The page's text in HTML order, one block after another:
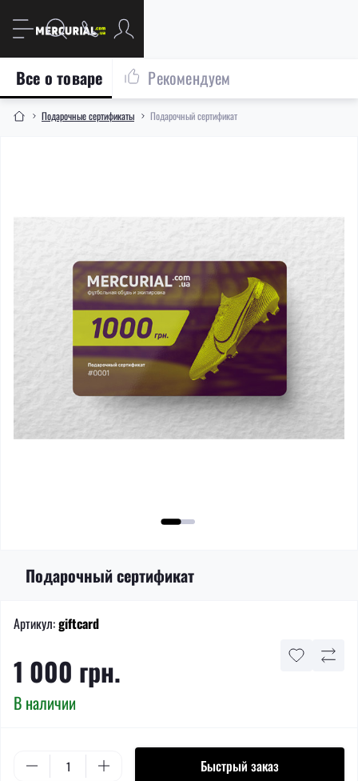
Подарочные сертификаты Подарочный сертификат
Все о товаре Рекомендуем
Подарочный сертификат
Артикул:giftcard
1 000 грн.
В наличии
Быстрый заказ